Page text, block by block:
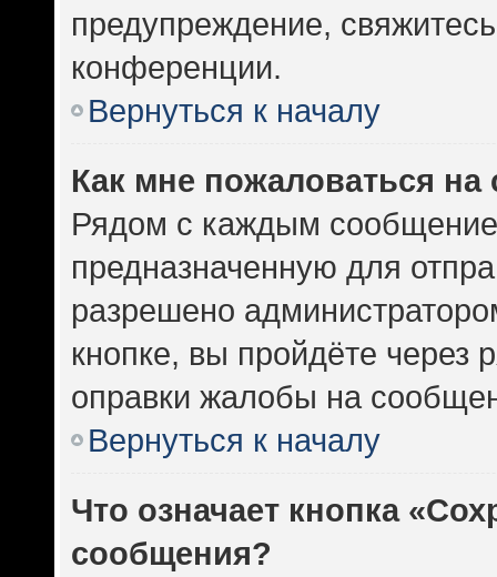
предупреждение,
конференции.
Вернуться к началу
Как мне пожаловаться
Рядом с каждым
предназначенную для
разрешено
кнопке, вы пройдёте
оправки жалобы на
Вернуться к началу
Что означает кнопка
сообщения?